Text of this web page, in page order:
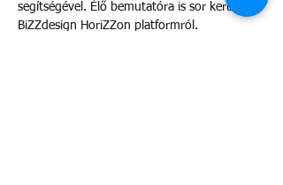
segítségével. Élő bemutatóra is sor kerül a
BiZZdesign HoriZZon platformról.